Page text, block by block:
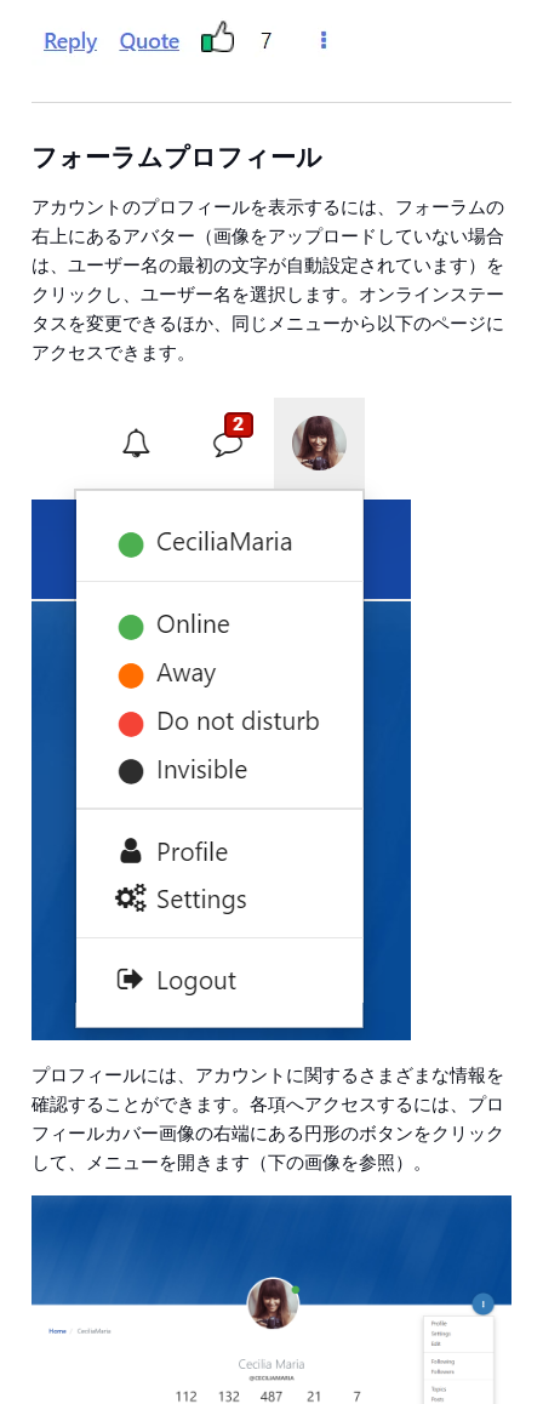
フォーラムプロフィール
アカウントのプロフィールを表示するには、フォーラムの
右上にあるアバター（画像をアップロードしていない場合
は、ユーザー名の最初の文字が自動設定されています）を
クリックし、ユーザー名を選択します。オンラインステー
タスを変更できるほか、同じメニューから以下のページに
アクセスできます。
プロフィールには、アカウントに関するさまざまな情報を
確認することができます。各項へアクセスするには、プロ
フィールカバー画像の右端にある円形のボタンをクリック
して、メニューを開きます（下の画像を参照）。